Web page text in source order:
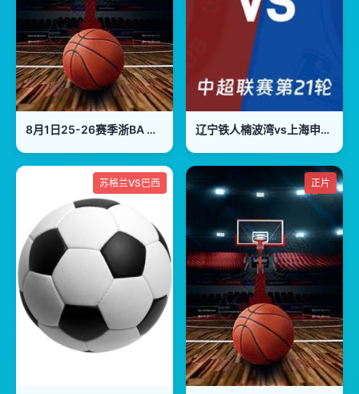
8月1日25-26赛季浙BA 天台82VS55椒江 辽宁铁人楠波湾vs上海申花 20260802
苏格兰VS巴西 正片